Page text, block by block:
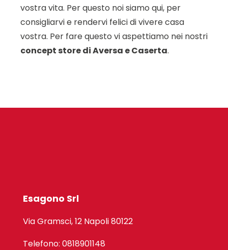
vostra vita. Per questo noi siamo qui, per
consigliarvi e rendervi felici di vivere casa
vostra. Per fare questo vi aspettiamo nei nostri
concept store di Aversa e Caserta.
Esagono Srl
Via Gramsci, 12 Napoli 80122
Telefono: 0818901148